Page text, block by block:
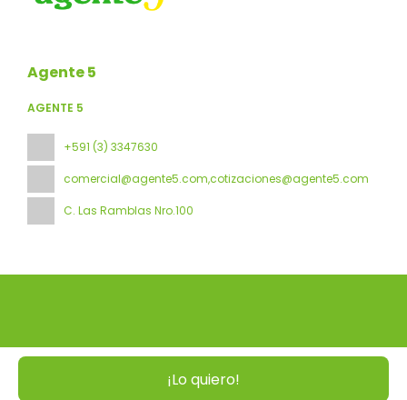
¡Lo quiero!
Agente 5
AGENTE 5
+591 (3) 3347630
comercial@agente5.com,cotizaciones@agente5.com
C. Las Ramblas Nro.100
Todos los derechos reservados Agente 5 © 2026
Política de